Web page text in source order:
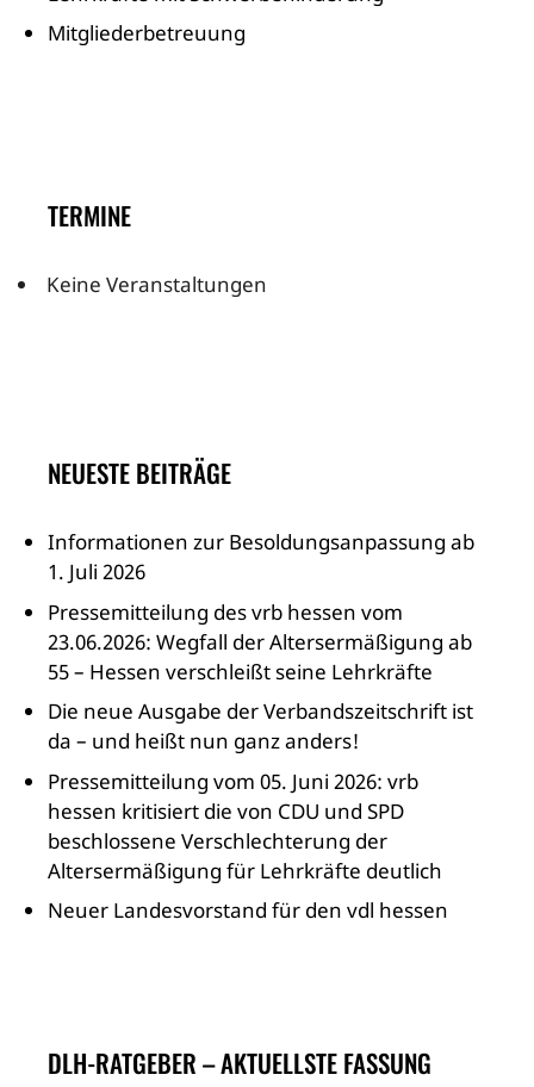
Mitgliederbetreuung
TERMINE
Keine Veranstaltungen
NEUESTE BEITRÄGE
Informationen zur Besoldungsanpassung ab
1. Juli 2026
Pressemitteilung des vrb hessen vom
23.06.2026: Wegfall der Altersermäßigung ab
55 – Hessen verschleißt seine Lehrkräfte
Die neue Ausgabe der Verbandszeitschrift ist
da – und heißt nun ganz anders!
Pressemitteilung vom 05. Juni 2026: vrb
hessen kritisiert die von CDU und SPD
beschlossene Verschlechterung der
Altersermäßigung für Lehrkräfte deutlich
Neuer Landesvorstand für den vdl hessen
DLH-RATGEBER – AKTUELLSTE FASSUNG